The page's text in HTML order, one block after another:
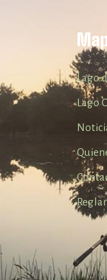
Lago
Lago